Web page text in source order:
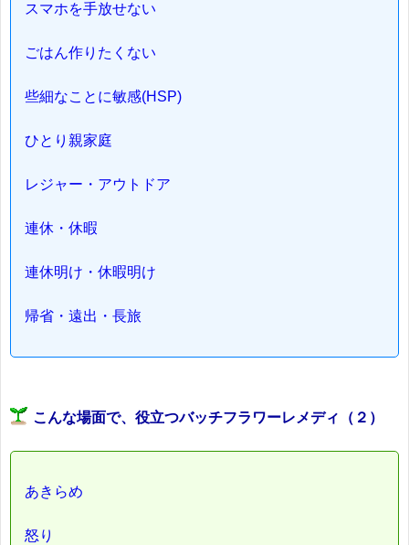
スマホを手放せない
ごはん作りたくない
些細なことに敏感(HSP)
ひとり親家庭
レジャー・アウトドア
連休・休暇
連休明け・休暇明け
帰省・遠出・長旅
こんな場面で、役立つバッチフラワーレメディ（２）
あきらめ
怒り